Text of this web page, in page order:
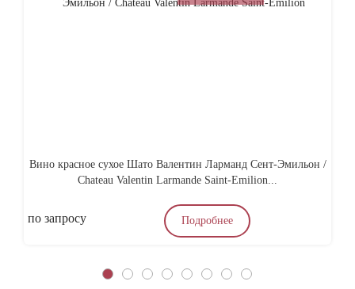
Вино красное сухое Шато Валентин Ларманд Сент-Эмильон /
Chateau Valentin Larmande Saint-Emilion...
по запросу Подробнее